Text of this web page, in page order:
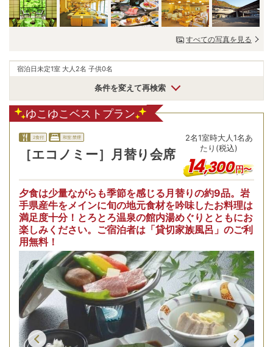
すべての写真を見る
宿泊日未定1室 大人2名 子供0名
条件を変えて再検索
ゆこゆこベストプラン
2食付 和室:禁煙
［エコノミー］月替り会席
2名1室時大人1名あ
たり(税込)
14,300円〜
夕食は少量ながらも季節を感じる月替りの約9品。岩
手県産牛をメインに旬の地元食材を吟味したお料理は
満足度十分！とろとろ温泉の館内湯めぐりとともにお
楽しみください。ご宿泊者は「貸切家族風呂」のご利
用無料！